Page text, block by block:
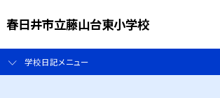
春日井市立藤山台東小学校
学校日記メニュー